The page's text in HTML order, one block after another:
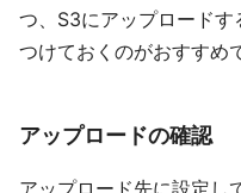
つ、S3にアップロード
つけておくのがおすすめ
アップロードの確認
アップロード先に設定し